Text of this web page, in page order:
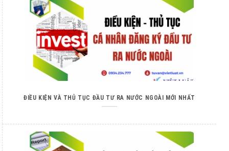
ĐIỀU KIỆN VÀ THỦ TỤC ĐẦU TƯ RA NƯỚC NGOÀI MỚI NHẤT